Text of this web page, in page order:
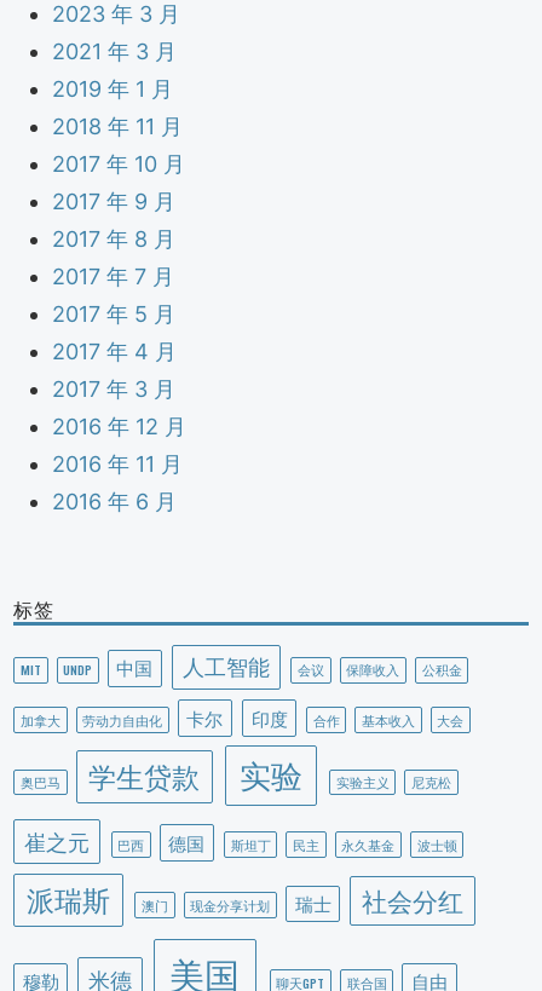
2023 年 3 月
2021 年 3 月
2019 年 1 月
2018 年 11 月
2017 年 10 月
2017 年 9 月
2017 年 8 月
2017 年 7 月
2017 年 5 月
2017 年 4 月
2017 年 3 月
2016 年 12 月
2016 年 11 月
2016 年 6 月
标签
MIT UNDP 中国 人工智能 会议 保障收入 公积金
加拿大 劳动力自由化 卡尔 印度 合作 基本收入 大会
奥巴马 学生贷款 实验 实验主义 尼克松
崔之元 巴西 德国 斯坦丁 民主 永久基金 波士顿
派瑞斯 澳门 现金分享计划 瑞士 社会分红
穆勒 米德 美国 聊天GPT 联合国 自由